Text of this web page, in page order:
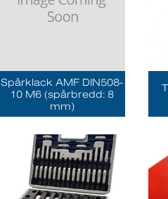
Spårklack AMF DIN508-
10 M6 (spårbredd: 8
mm)